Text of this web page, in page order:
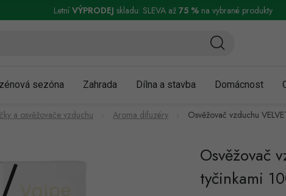
Vrácení a reklamace Podmínky ochrany osobních údajů Obchodní
LetníVÝPRODEJ skladu: SLEVA až 75 %na vybrané produkty
sezóna Zahrada Dílna a stavba Domácnost
a osvěžovače vzduchu Aroma difuzéry Osvěžovač vzduchu
Osvěžovač
tyčinkami